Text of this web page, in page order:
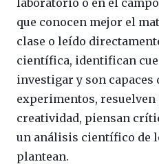
laboratorio o en el
que conocen mejor el
clase o leído
científica, identifican
investigar y son capaces
experimentos,
creatividad, piensan
un análisis científico de
plantean.